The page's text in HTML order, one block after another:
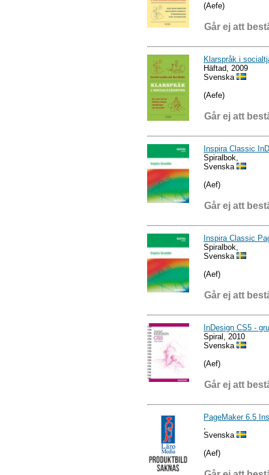
(Aefe)
Går ej att
Klarspråk i
Häftad, 2009
Svenska
(Aefe)
Går ej att
Inspira Classic
Spiralbok,
Svenska
(Aef)
Går ej att
Inspira Classic
Spiralbok,
Svenska
(Aef)
Går ej att
InDesign CS5 -
Spiral, 2010
Svenska
(Aef)
Går ej att
PageMaker 6.5
Svenska
(Aef)